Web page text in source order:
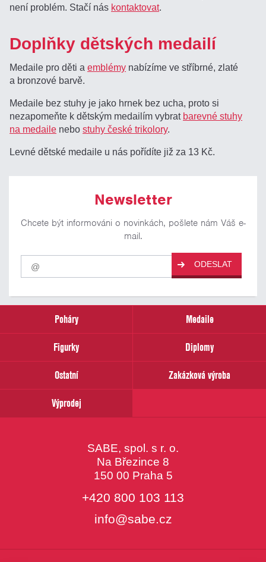
není problém. Stačí nás kontaktovat.
Doplňky dětských medailí
Medaile pro děti aemblémy nabízíme ve stříbrné, zlaté
a bronzové barvě.
Medaile bez stuhy je jako hrnek bez ucha, proto si
nezapomeňte k dětským medailím vybrat barevné stuhy
na medaile nebostuhy české trikolory.
Levné dětské medaile u nás pořídíte již za 13 Kč.
Newsletter
Chcete být informováni o novinkách, pošlete nám Váš e-
mail.
Pro
odběr
našich
email
ODESLAT
Poháry
Medaile
Figurky
Diplomy
Ostatní
Zakázková výroba
Výprodej
SABE, spol. s r. o.
Na Březince 8
150 00 Praha 5
+420 800 103 113
info@sabe.cz